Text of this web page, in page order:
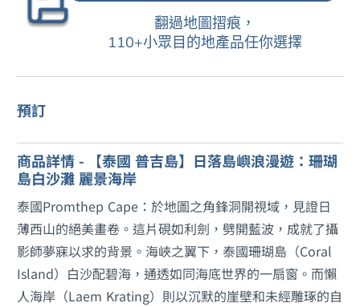
翻過地圖摺痕，
110+小眾目的地產品任你選擇
預訂
商品詳情 - 【泰國 普吉島】日落島嶼浪漫遊：珊瑚
島白沙灘 麗景海岸
泰國Promthep Cape：於地圖之角鋒洞開視域，見證日
薄西山的絕美畫卷。這片硯如利劍，劈開藍波，成就了攝
影師夢寐以求的背景。海峽之翼下，泰國珊瑚島（Coral
Island）白沙配碧海，通透如同海底世界的一扇窗。而懶
人海岸（Laem Krating）則以沉默的崖壁和未經雕琢的自